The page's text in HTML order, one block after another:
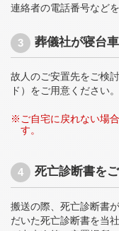
連絡者の電話番号など
葬儀社が寝台
故人のご安置先をご検
ド）をご用意ください。
ご自宅に戻れない場
す。
死亡診断書を
搬送の際、死亡診断書
だいた死亡診断書を当